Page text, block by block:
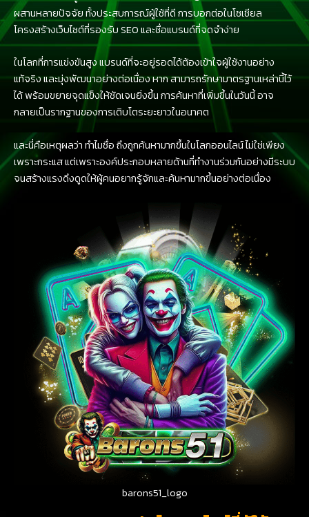
ผสานหลายปัจจัย ทั้งประสบการณ์ผู้ใช้ที่ดี การบอกต่อในโซเชียล
โครงสร้างเว็บไซต์ที่รองรับ SEO และชื่อแบรนด์ที่จดจำง่าย
ในโลกที่การแข่งขันสูง แบรนด์ที่จะอยู่รอดได้ต้องเข้าใจผู้ใช้งานอย่าง
แท้จริง และมุ่งพัฒนาอย่างต่อเนื่อง หาก สามารถรักษามาตรฐานเหล่านี้ไว้
ได้ พร้อมขยายจุดแข็งให้ชัดเจนยิ่งขึ้น การค้นหาที่เพิ่มขึ้นในวันนี้ อาจ
กลายเป็นรากฐานของการเติบโตระยะยาวในอนาคต
และนี่คือเหตุผลว่า ทำไมชื่อ ถึงถูกค้นหามากขึ้นในโลกออนไลน์ ไม่ใช่เพียง
เพราะกระแส แต่เพราะองค์ประกอบหลายด้านที่ทำงานร่วมกันอย่างมีระบบ
จนสร้างแรงดึงดูดให้ผู้คนอยากรู้จักและค้นหามากขึ้นอย่างต่อเนื่อง
barons51_logo